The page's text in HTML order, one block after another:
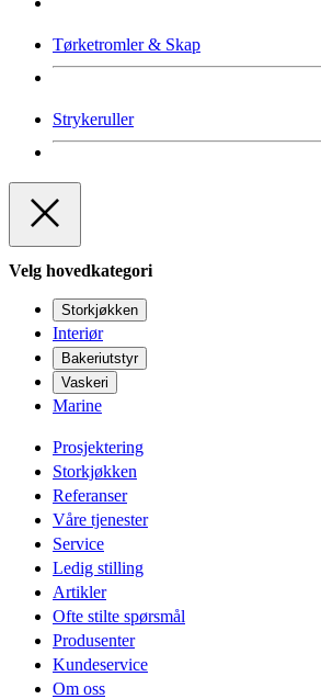
Tørketromler & Skap
Strykeruller
Velg hovedkategori
Storkjøkken
Interiør
Bakeriutstyr
Vaskeri
Marine
Prosjektering
Storkjøkken
Referanser
Våre tjenester
Service
Ledig stilling
Artikler
Ofte stilte spørsmål
Produsenter
Kundeservice
Om oss